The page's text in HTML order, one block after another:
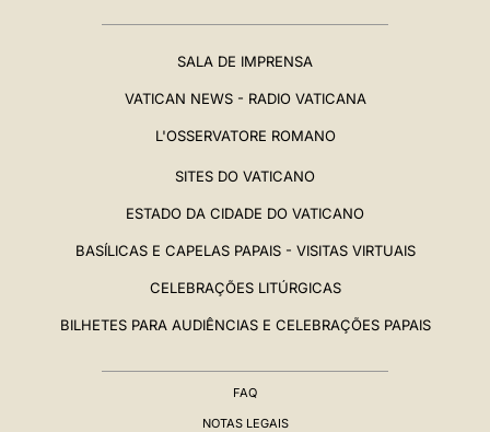
SALA DE IMPRENSA
VATICAN NEWS - RADIO VATICANA
L'OSSERVATORE ROMANO
SITES DO VATICANO
ESTADO DA CIDADE DO VATICANO
BASÍLICAS E CAPELAS PAPAIS - VISITAS VIRTUAIS
CELEBRAÇÕES LITÚRGICAS
BILHETES PARA AUDIÊNCIAS E CELEBRAÇÕES PAPAIS
FAQ
NOTAS LEGAIS